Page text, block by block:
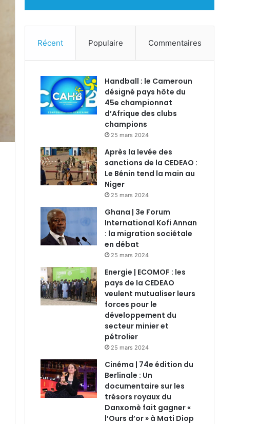
Récent Populaire Commentaires
Handball : le Cameroun
désigné pays hôte du
45e championnat
d’Afrique des clubs
champions
25 mars 2024
Après la levée des
sanctions de la CEDEAO :
Le Bénin tend la main au
Niger
25 mars 2024
Ghana | 3e Forum
International Kofi Annan
: la migration sociétale
en débat
25 mars 2024
Energie | ECOMOF : les
pays de la CEDEAO
veulent mutualiser leurs
forces pour le
développement du
secteur minier et
pétrolier
25 mars 2024
Cinéma | 74e édition du
Berlinale : Un
documentaire sur les
trésors royaux du
Danxomè fait gagner «
l’Ours d’or » à Mati Diop